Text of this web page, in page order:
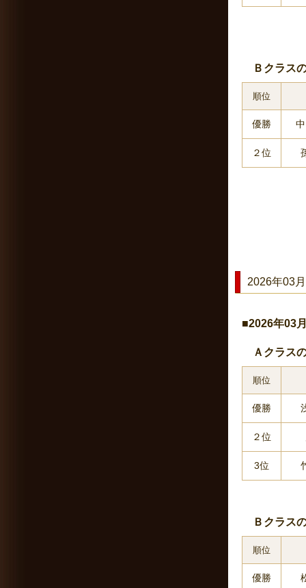
Ｂクラス
順位
優勝
２位
2026年03月
■2026年03
Ａクラス
順位
優勝
２位
3位
Ｂクラス
順位
優勝